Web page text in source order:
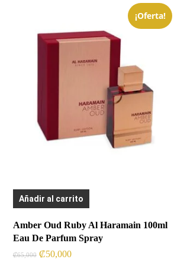
¡Oferta!
Añadir al carrito
Amber Oud Ruby Al Haramain 100ml
Eau De Parfum Spray
₡65,000 El
₡50,000El